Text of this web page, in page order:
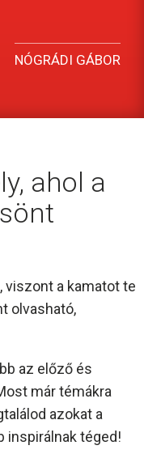
NÓGRÁDI GÁBOR
ahol a
a kamatot te
olvasható,
az előző és
már témákra
azokat a
inspirálnak téged!